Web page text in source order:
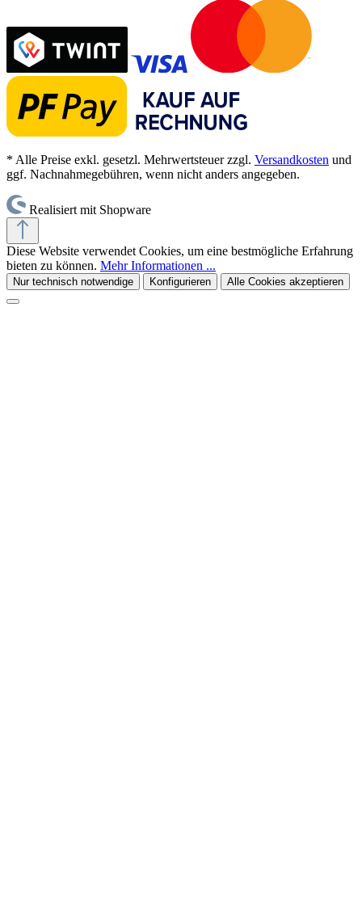
* Alle Preise exkl. gesetzl. Mehrwertsteuer zzgl. Versandkosten und
ggf. Nachnahmegebühren, wenn nicht anders angegeben.
Realisiert mit Shopware
Diese Website verwendet Cookies, um eine bestmögliche Erfahrung
bieten zu können. Mehr Informationen ...
Nur technisch notwendige Konfigurieren Alle Cookies akzeptieren